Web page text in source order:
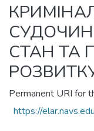
All of DSpace
СТАН ТА
Permanent URI for
https://